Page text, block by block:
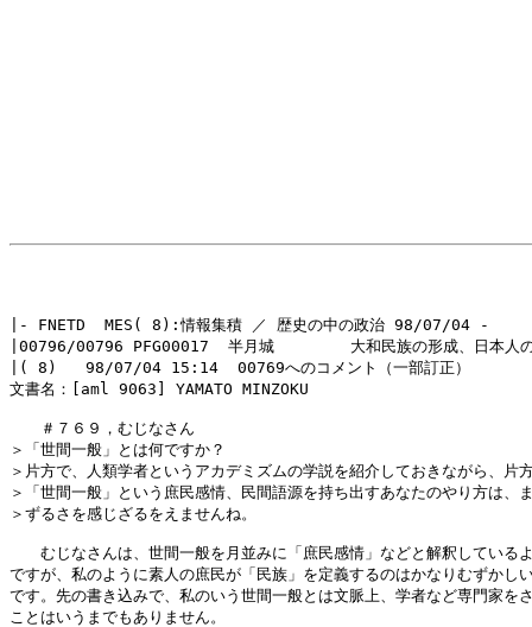
|- FNETD  MES( 8):情報集積 ／ 歴史の中の政治 98/07/04 -
|00796/00796 PFG00017  半月城        大和民族の形成、日本人
|( 8)   98/07/04 15:14  00769へのコメント（一部訂正）
文書名：[aml 9063] YAMATO MINZOKU
＃７６９，むじなさん
＞「世間一般」とは何ですか？
＞片方で、人類学者というアカデミズムの学説を紹介しておきながら、片
＞「世間一般」という庶民感情、民間語源を持ち出すあなたのやり方は、
＞ずるさを感じざるをえませんね。
むじなさんは、世間一般を月並みに「庶民感情」などと解釈している
ですが、私のように素人の庶民が「民族」を定義するのはかなりむずかし
です。先の書き込みで、私のいう世間一般とは文脈上、学者など専門家を
ことはいうまでもありません。